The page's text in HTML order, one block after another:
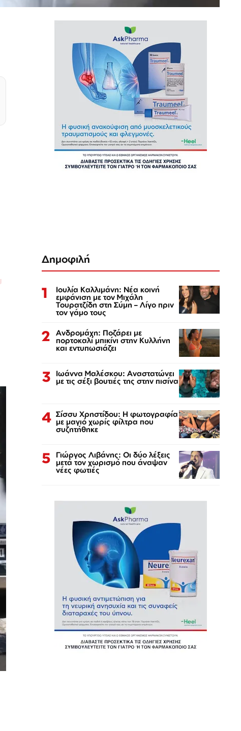
Δημοφιλή
1 Ιουλία Καλλιμάνη: Νέα κοινή
εμφάνιση με τον Μιχάλη
Τουρατζίδη στη Σύμη – Λίγο πριν
τον γάμο τους
2 Ανδρομάχη: Ποζάρει με
πορτοκαλί μπικίνι στην Κυλλήνη
και εντυπωσιάζει
3 Ιωάννα Μαλέσκου: Αναστατώνει
με τις σέξι βουτιές της στην πισίνα
4 Σίσσυ Χρηστίδου: Η φωτογραφία
με μαγιό χωρίς φίλτρα που
συζητήθηκε
5 Γιώργος Λιβάνης: Οι δύο λέξεις
μετά τον χωρισμό που άναψαν
νέες φωτιές